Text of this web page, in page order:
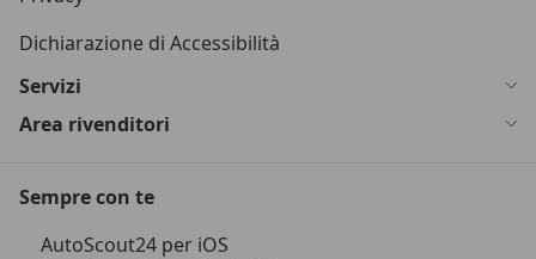
Dichiarazione di Accessibilità
Servizi
Area rivenditori
Sempre con te
AutoScout24 per iOS